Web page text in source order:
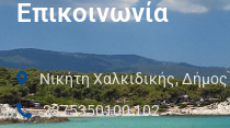
Επικοινωνία
Νικήτη Χαλκιδικής,
2375350100 102